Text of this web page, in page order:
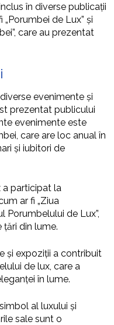
în diverse publicații
de Lux” și
care au prezentat
evenimente și
prezentat publicului
evenimente este
care are loc anual în
și iubitori de
a participat la
ar fi „Ziua
Porumbelului de Lux”,
din lume.
și expoziții a contribuit
de lux, care a
în lume.
al luxului și
sale sunt o